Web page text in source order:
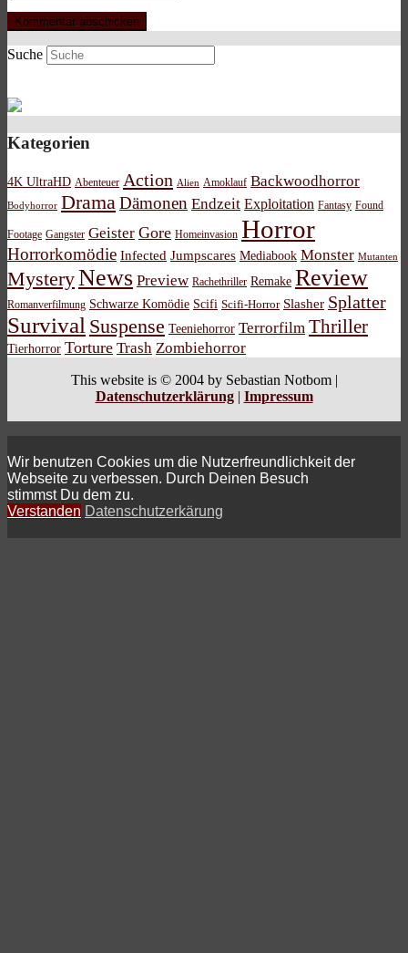
Suche
Kategorien
4K UltraHD Abenteuer Action Alien Amoklauf Backwoodhorror
Bodyhorror DramaDämonen Endzeit Exploitation Fantasy Found
Footage Gangster Geister Gore Homeinvasion Horror
Horrorkomödie Infected Jumpscares Mediabook Monster Mutanten
MysteryNews Preview Rachethriller Remake Review
Romanverfilmung Schwarze Komödie Scifi Scifi-Horror Slasher Splatter
Survival Suspense Teeniehorror Terrorfilm Thriller
Tierhorror Torture Trash Zombiehorror
This website is © 2004 by Sebastian Notbom |
Datenschutzerklärung| Impressum
Wir benutzen Cookies um die Nutzerfreundlichkeit der
Webseite zu verbessen. Durch Deinen Besuch
stimmst Du dem zu.
Verstanden Datenschutzerkärung